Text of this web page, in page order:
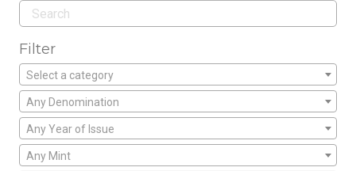
Filter
Select a category
Any Denomination
Any Year of Issue
Any Mint